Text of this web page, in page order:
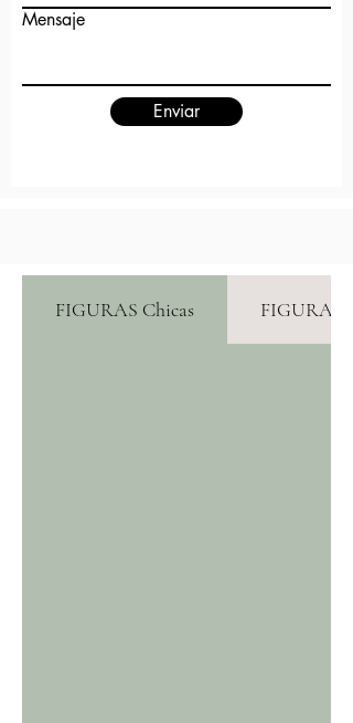
Mensaje
Enviar
FIGURAS Chicas FIGURAS